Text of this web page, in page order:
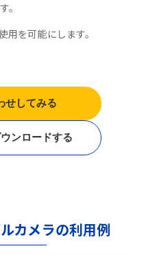
。
を可能にします。
せしてみる
ンロードする
カメラの利用例